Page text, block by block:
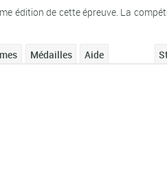
édition de cette épreuve. La
Médailles Aide